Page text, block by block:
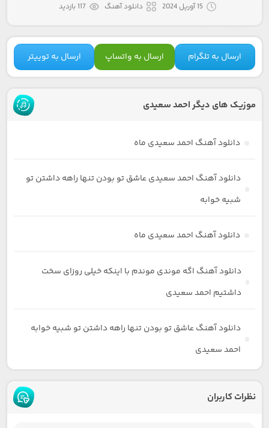
15 آوریل 2024 دانلود آهنگ 117 بازدید
ارسال به تلگرام ارسال به واتساپ ارسال به توییتر
موزیک های دیگر احمد سعیدی
دانلود آهنگ احمد سعیدی ماه
دانلود آهنگ احمد سعیدی عاشق تو بودن تنها راهه داشتن تو
شبیه خوابه
دانلود آهنگ احمد سعیدی ماه
دانلود آهنگ اگه موندی موندم با اینکه خیلی روزای سخت
داشتیم احمد سعیدی
دانلود آهنگ عاشق تو بودن تنها راهه داشتن تو شبیه خوابه
احمد سعیدی
نظرات کاربران